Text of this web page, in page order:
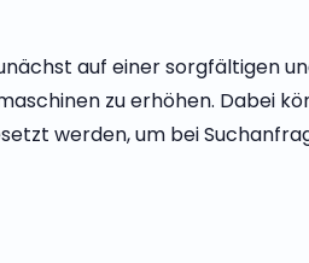
auf einer sorgfältigen
zu erhöhen. Dabei
werden, um bei